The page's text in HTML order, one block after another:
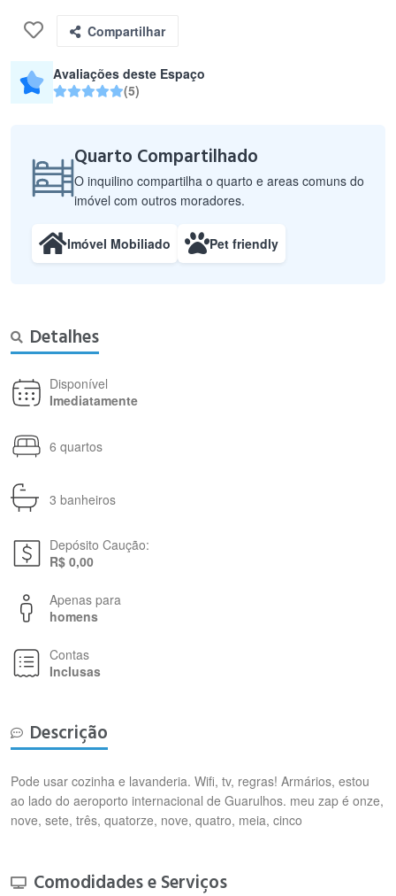
Compartilhar
Avaliações deste Espaço
(5)
Quarto Compartilhado
O inquilino compartilha o quarto e areas comuns do
imóvel com outros moradores.
Imóvel Mobiliado Pet friendly
Detalhes
Disponível
Imediatamente
6 quartos
3 banheiros
Depósito Caução:
R$ 0,00
Apenas para
homens
Contas
Inclusas
Descrição
Pode usar cozinha e lavanderia. Wifi, tv, regras! Armários, estou
ao lado do aeroporto internacional de Guarulhos. meu zap é onze,
nove, sete, três, quatorze, nove, quatro, meia, cinco
Comodidades e Serviços